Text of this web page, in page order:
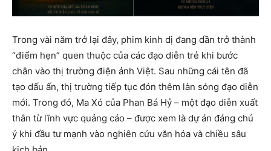
Trong vài năm trở lại đây, phim kinh dị đang dần trở thành
“điểm hẹn” quen thuộc của các đạo diễn trẻ khi bước
chân vào thị trường điện ảnh Việt. Sau những cái tên đã
tạo dấu ấn, thị trường tiếp tục đón thêm làn sóng đạo diễn
mới. Trong đó, Ma Xó của Phan Bá Hỷ – một đạo diễn xuất
thân từ lĩnh vực quảng cáo – được xem là dự án đáng chú
ý khi đầu tư mạnh vào nghiên cứu văn hóa và chiều sâu